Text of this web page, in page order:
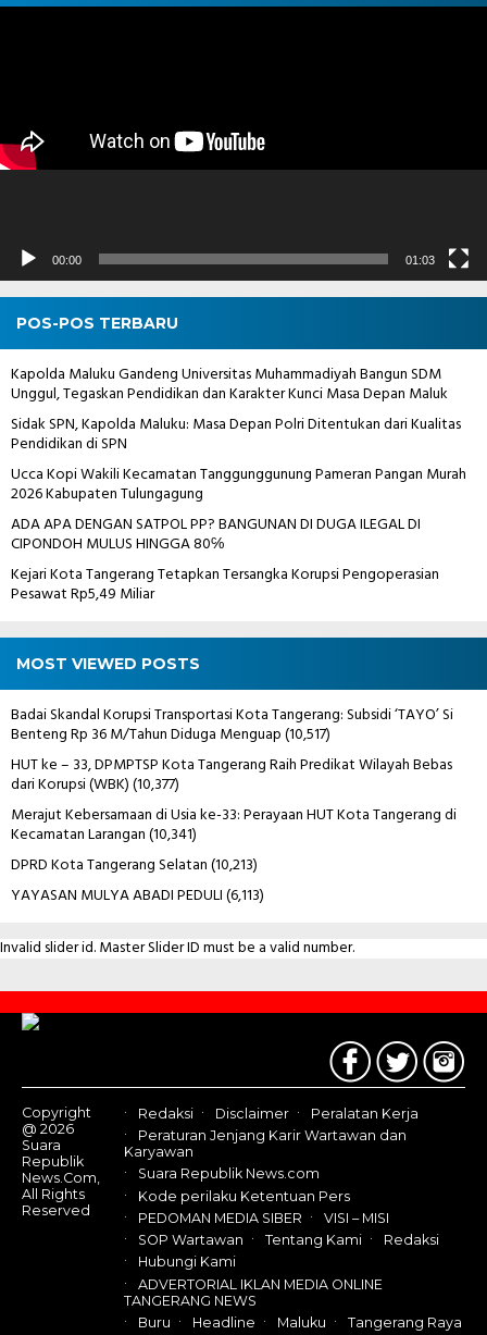
Pemutar
00:00 01:03
POS-POS TERBARU
Kapolda Maluku Gandeng Universitas Muhammadiyah Bangun SDM
Unggul, Tegaskan Pendidikan dan Karakter Kunci Masa Depan Maluk
Sidak SPN, Kapolda Maluku: Masa Depan Polri Ditentukan dari Kualitas
Pendidikan di SPN
Ucca Kopi Wakili Kecamatan Tanggunggunung Pameran Pangan Murah
2026 Kabupaten Tulungagung
ADA APA DENGAN SATPOL PP? BANGUNAN DI DUGA ILEGAL DI
CIPONDOH MULUS HINGGA 80℅
Kejari Kota Tangerang Tetapkan Tersangka Korupsi Pengoperasian
Pesawat Rp5,49 Miliar
MOST VIEWED POSTS
Badai Skandal Korupsi Transportasi Kota Tangerang: Subsidi ‘TAYO’ Si
Benteng Rp 36 M/Tahun Diduga Menguap(10,517)
HUT ke – 33, DPMPTSP Kota Tangerang Raih Predikat Wilayah Bebas
dari Korupsi (WBK)(10,377)
Merajut Kebersamaan di Usia ke-33: Perayaan HUT Kota Tangerang di
Kecamatan Larangan(10,341)
DPRD Kota Tangerang Selatan(10,213)
YAYASAN MULYA ABADI PEDULI(6,113)
Invalid slider id. Master Slider ID must be a valid number.
Contact
Us
Copyright
@ 2026
Suara
Republik
News.Com,
All Rights
Reserved
Redaksi Disclaimer
Peralatan Kerja
Peraturan Jenjang Karir Wartawan dan
Karyawan
Suara Republik News.com
Kode perilaku Ketentuan Pers
PEDOMAN MEDIA SIBER
VISI – MISI
SOP Wartawan
Tentang Kami
Redaksi
Hubungi Kami
ADVERTORIAL IKLAN MEDIA ONLINE
TANGERANG NEWS
Buru
Headline Maluku
Tangerang Raya